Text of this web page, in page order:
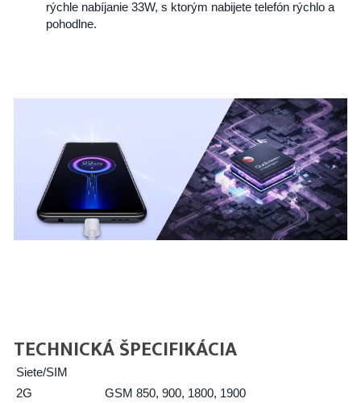
rýchle nabíjanie 33W, s ktorým nabijete telefón rýchlo a
pohodlne.
TECHNICKÁ ŠPECIFIKÁCIA
Siete/SIM
2G
GSM 850, 900, 1800, 1900